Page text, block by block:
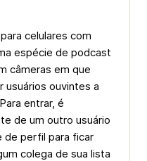
celulares com
espécie de podcast
câmeras em que
ouvintes a
entrar, é
de um outro usuário
de perfil para ficar
colega de sua lista